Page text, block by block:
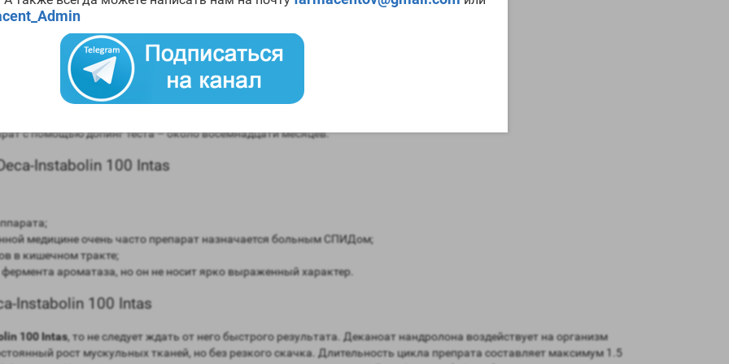
100 Intas
сравнении мужским гормоном;
с мужским гормоном;
(ароматизация) – крайне низкая;
с помощью допинг теста – около восемнадцати месяцев.
Instabolin 100 Intas
медицине очень часто препарат назначается больным СПИДом;
в кишечном тракте;
ароматаза, но он не носит ярко выраженный характер.
Instabolin 100 Intas
100 Intas, то не следует ждать от него быстрого результата. Деканоат нандролона воздействует на организм
рост мускульных тканей, но без резкого скачка. Длительность цикла препрата составляет максимум 1.5